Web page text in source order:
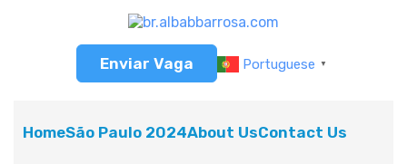
Enviar Vaga Portuguese ▼
HomeSão Paulo 2024About UsContact Us